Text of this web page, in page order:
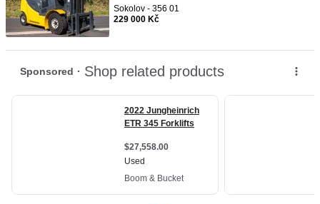
Sokolov - 356 01
229 000 Kč